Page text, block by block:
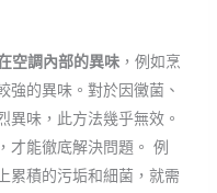
空調內部的異味，例如烹
強的異味。對於因黴菌、
異味，此方法幾乎無效。
才能徹底解決問題。 例
累積的污垢和細菌，就需